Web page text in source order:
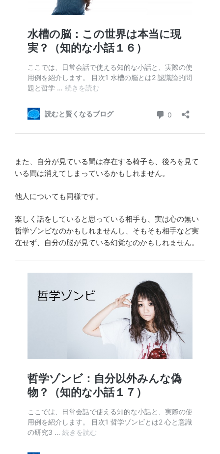
また、自分が見ている間は存在する椅子も、後ろを見て
いる間は消えてしまっているかもしれません。
他人についても同様です。
楽しく話をしていると思っている相手も、実は心の無い
哲学ゾンビなのかもしれませんし、そもそも相手など実
在せず、自分の脳が見ている幻覚なのかもしれません。